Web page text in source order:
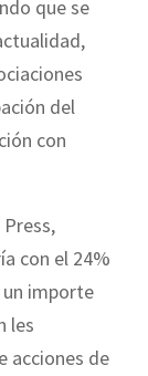
que se
del
con
con el 24%
importe
les
acciones de